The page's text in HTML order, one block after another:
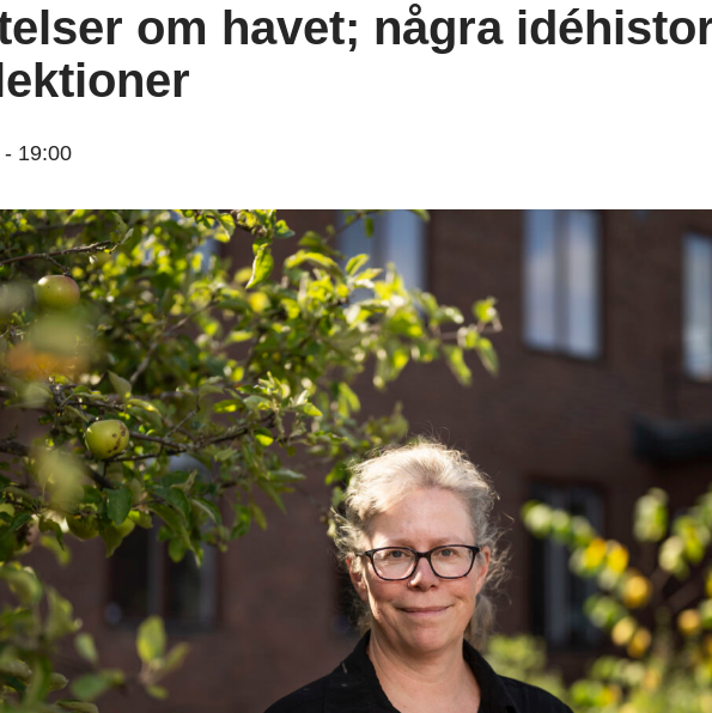
om havet; några
- 19:00